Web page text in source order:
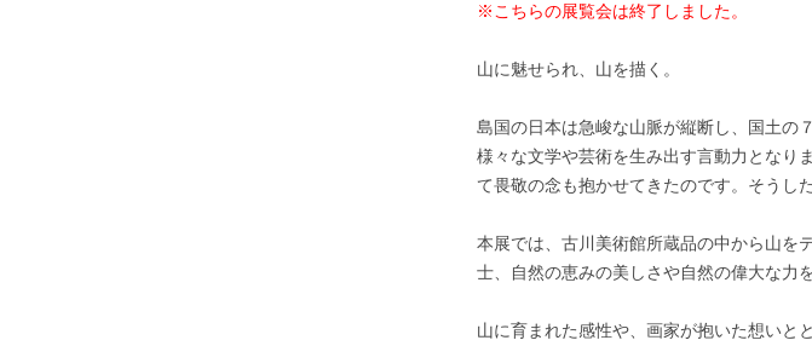
※こちらの展覧会は終了しました。
山に魅せられ、山を描く。
島国の日本は急峻な山脈が縦断し、国土の
様々な文学や芸術を生み出す言動力となり
て畏敬の念も抱かせてきたのです。そうし
本展では、古川美術館所蔵品の中から山を
士、自然の恵みの美しさや自然の偉大な力
山に育まれた感性や、画家が抱いた想いと